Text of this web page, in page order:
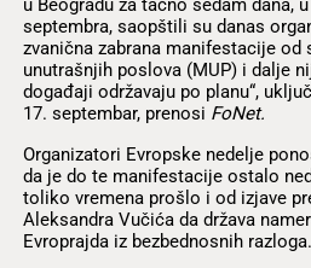
u Beogradu za tačno sedam dana,
septembra, saopštili su danas
zvanična zabrana manifestacije od
unutrašnjih poslova (MUP) i dalje
događaji održavaju po planu“,
17. septembar, prenosi FoNet.
Organizatori Evropske nedelje
da je do te manifestacije ostalo
toliko vremena prošlo i od izjave
Aleksandra Vučića da država
Evroprajda iz bezbednosnih razloga.